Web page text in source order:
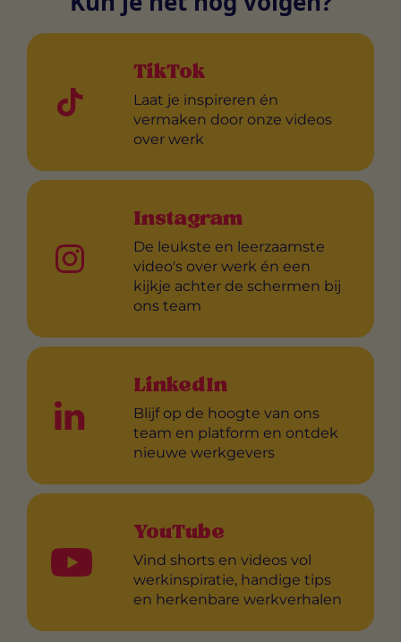
TikTok
Laat je inspireren én
vermaken door onze videos
over werk
Instagram
De leukste en leerzaamste
video's over werk én een
kijkje achter de schermen bij
ons team
LinkedIn
Blijf op de hoogte van ons
team en platform en ontdek
nieuwe werkgevers
YouTube
Vind shorts en videos vol
werkinspiratie, handige tips
en herkenbare werkverhalen